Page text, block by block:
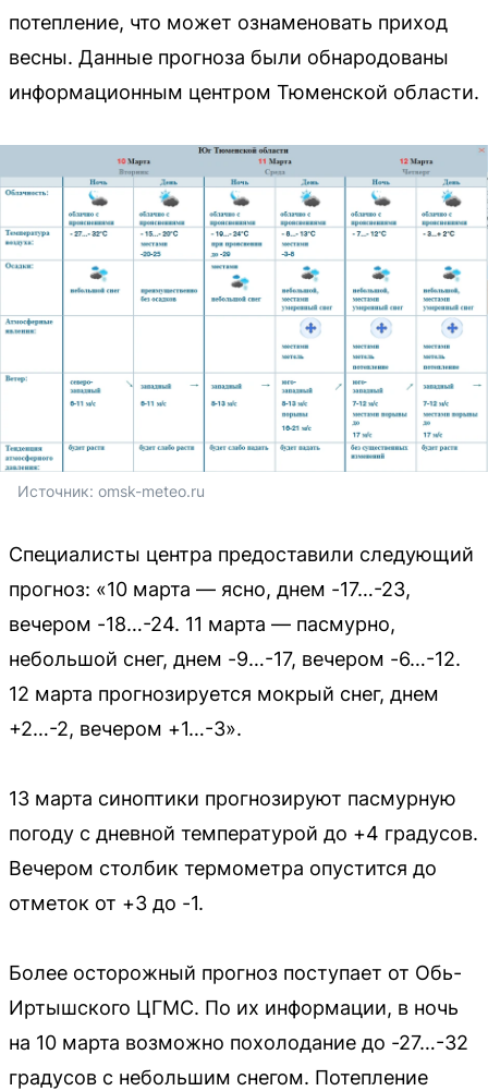
потепление, что может ознаменовать приход
весны. Данные прогноза были обнародованы
информационным центром Тюменской области.
Источник: omsk-meteo.ru
Специалисты центра предоставили следующий
прогноз: «10 марта — ясно, днем -17…-23,
вечером -18…-24. 11 марта — пасмурно,
небольшой снег, днем -9…-17, вечером -6…-12.
12 марта прогнозируется мокрый снег, днем
+2…-2, вечером +1…-3».
13 марта синоптики прогнозируют пасмурную
погоду с дневной температурой до +4 градусов.
Вечером столбик термометра опустится до
отметок от +3 до -1.
Более осторожный прогноз поступает от Обь-
Иртышского ЦГМС. По их информации, в ночь
на 10 марта возможно похолодание до -27…-32
градусов с небольшим снегом. Потепление